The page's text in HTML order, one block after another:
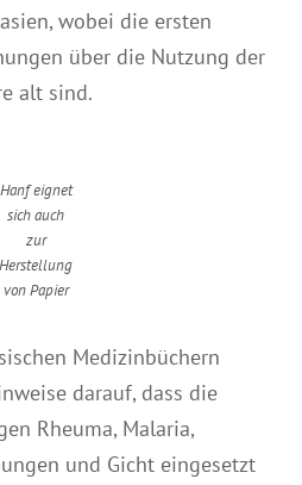
wobei die ersten
über die Nutzung der
alt sind.
Hanf eignet
sich auch
zur
Herstellung
von Papier
Medizinbüchern
darauf, dass die
Rheuma, Malaria,
und Gicht eingesetzt